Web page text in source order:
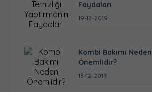
Faydaları
19-12-2019
Kombi Bakımı Neden
Önemlidir?
13-12-2019